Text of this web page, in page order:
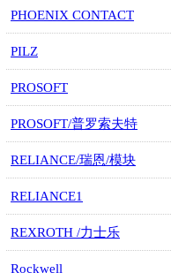
PHOENIX CONTACT
PILZ
PROSOFT
PROSOFT/普罗索夫特
RELIANCE/瑞恩/模块
RELIANCE1
REXROTH /力士乐
Rockwell